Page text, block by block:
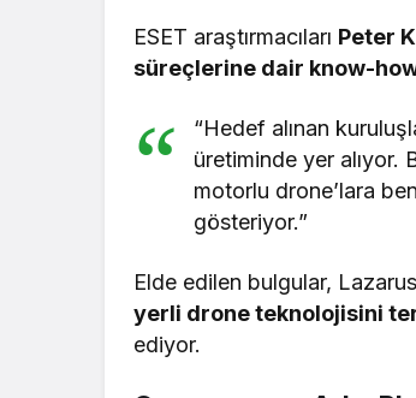
ESET araştırmacıları Peter
süreçlerine dair know-
“Hedef alınan
üretiminde yer alıyor.
motorlu drone’lara
gösteriyor.”
Elde edilen bulgular,
yerli drone teknolojisini
ediyor.